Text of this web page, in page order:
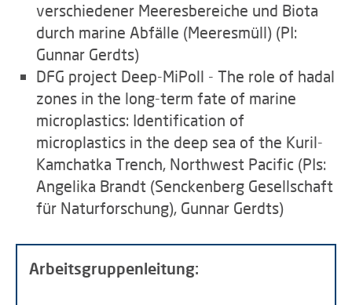
verschiedener Meeresbereiche und Biota
durch marine Abfälle (Meeresmüll) (PI:
Gunnar Gerdts)
DFG project Deep-MiPoll - The role of hadal
zones in the long-term fate of marine
microplastics: Identification of
microplastics in the deep sea of the Kuril-
Kamchatka Trench, Northwest Pacific (PIs:
Angelika Brandt (Senckenberg Gesellschaft
für Naturforschung), Gunnar Gerdts)
Arbeitsgruppenleitung: